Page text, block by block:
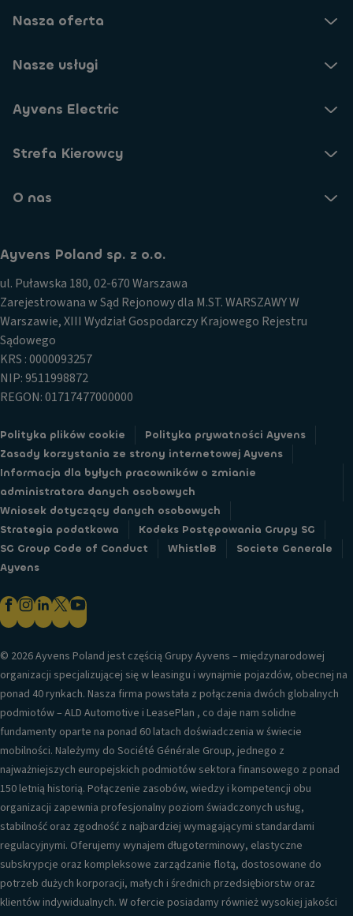
Nasza oferta
Nasze usługi
Ayvens Electric
Strefa Kierowcy
O nas
Ayvens Poland sp. z o.o.
ul. Puławska 180, 02-670 Warszawa
Zarejestrowana w Sąd Rejonowy dla M.ST. WARSZAWY W
Warszawie, XIII Wydział Gospodarczy Krajowego Rejestru
Sądowego
KRS : 0000093257
NIP: 9511998872
REGON: 01717477000000
Polityka plików cookie
Polityka prywatności Ayvens
Zasady korzystania ze strony internetowej Ayvens
Informacja dla byłych pracowników o zmianie
administratora danych osobowych
Wniosek dotyczący danych osobowych
Strategia podatkowa
Kodeks Postępowania Grupy SG
SG Group Code of Conduct
WhistleB
Societe Generale
Ayvens
© 2026 Ayvens Poland jest częścią Grupy Ayvens – międzynarodowej
organizacji specjalizującej się w leasingu i wynajmie pojazdów, obecnej na
ponad 40 rynkach. Nasza firma powstała z połączenia dwóch globalnych
podmiotów – ALD Automotive i LeasePlan , co daje nam solidne
fundamenty oparte na ponad 60 latach doświadczenia w świecie
mobilności. Należymy do Société Générale Group, jednego z
najważniejszych europejskich podmiotów sektora finansowego z ponad
150 letnią historią. Połączenie zasobów, wiedzy i kompetencji obu
organizacji zapewnia profesjonalny poziom świadczonych usług,
stabilność oraz zgodność z najbardziej wymagającymi standardami
regulacyjnymi. Oferujemy wynajem długoterminowy, elastyczne
subskrypcje oraz kompleksowe zarządzanie flotą, dostosowane do
potrzeb dużych korporacji, małych i średnich przedsiębiorstw oraz
klientów indywidualnych. W ofercie posiadamy również wysokiej jakości